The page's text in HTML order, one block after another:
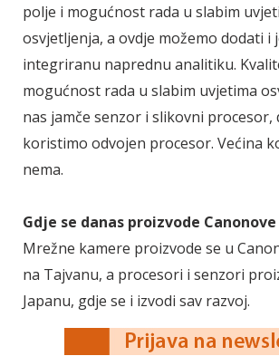
polje i mogućnost rada u slabim
osvjetljenja, a ovdje možemo dodati i
integriranu naprednu analitiku.
mogućnost rada u slabim uvjetima
nas jamče senzor i slikovni procesor,
koristimo odvojen procesor. Većina
nema.
Gdje se danas proizvode
Mrežne kamere proizvode se u
na Tajvanu, a procesori i senzori
Japanu, gdje se i izvodi sav razvoj.